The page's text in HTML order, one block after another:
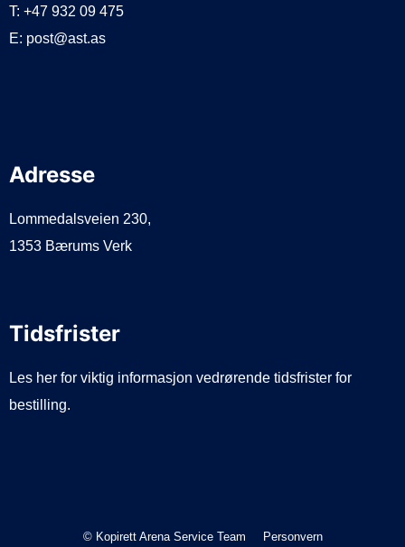
T: +47 932 09 475
E: post@ast.as
Adresse
Lommedalsveien 230,
1353 Bærums Verk
Tidsfrister
Les her for viktig informasjon vedrørende tidsfrister for
bestilling.
© Kopirett Arena Service Team Personvern